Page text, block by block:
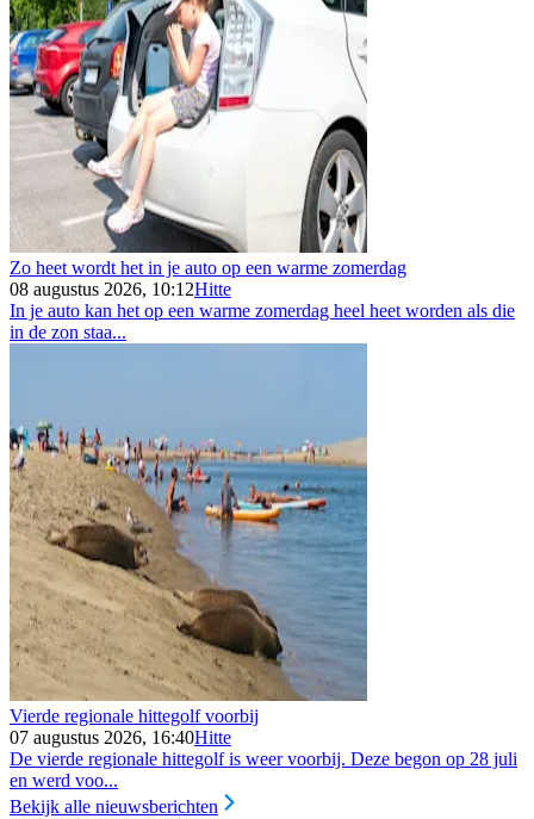
Zo heet wordt het in je auto op een warme zomerdag
08 augustus 2026, 10:12Hitte
In je auto kan het op een warme zomerdag heel heet worden als die
in de zon staa...
Vierde regionale hittegolf voorbij
07 augustus 2026, 16:40Hitte
De vierde regionale hittegolf is weer voorbij. Deze begon op 28 juli
en werd voo...
Bekijk alle nieuwsberichten